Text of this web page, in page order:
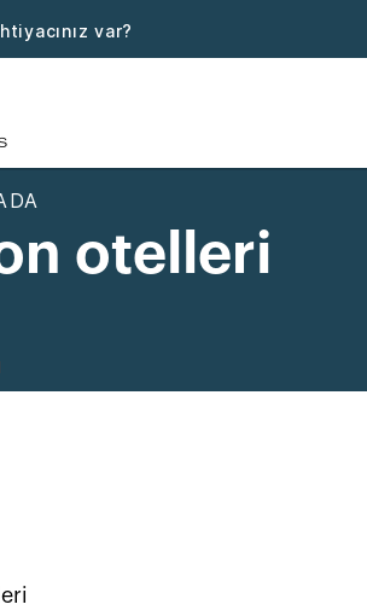
var?
otelleri